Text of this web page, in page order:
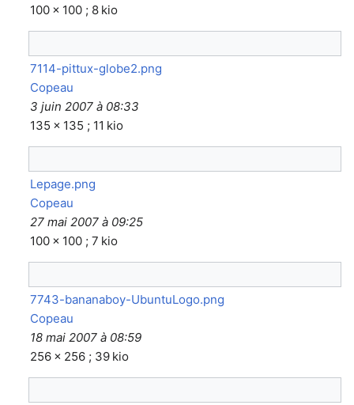
100 × 100 ; 8 kio
7114-pittux-globe2.png
Copeau
3 juin 2007 à 08:33
135 × 135 ; 11 kio
Lepage.png
Copeau
27 mai 2007 à 09:25
100 × 100 ; 7 kio
7743-bananaboy-UbuntuLogo.png
Copeau
18 mai 2007 à 08:59
256 × 256 ; 39 kio